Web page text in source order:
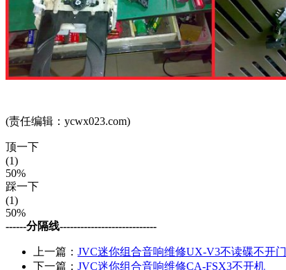
(责任编辑：ycwx023.com)
顶一下
(1)
50%
踩一下
(1)
50%
------分隔线----------------------------
上一篇： JVC迷你组合音响维修UX-V3不读碟不开门
下一篇： JVC迷你组合音响维修CA-FSX3不开机